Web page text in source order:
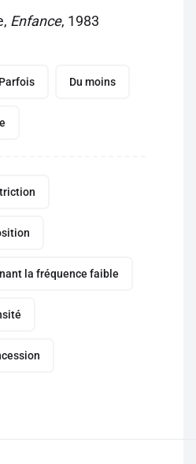
Enfance, 1983
Parfois Du moins
la fréquence faible